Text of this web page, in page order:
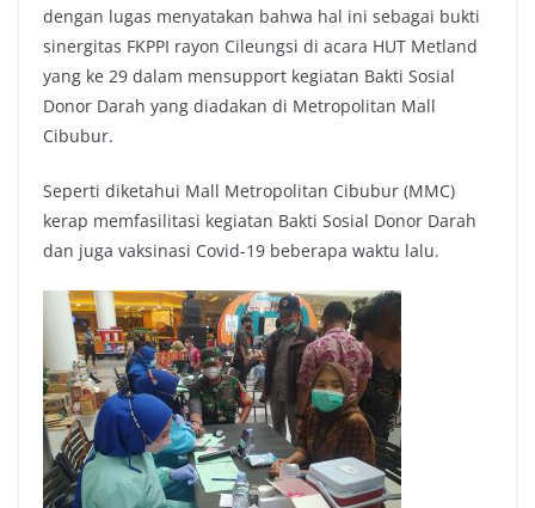
dengan lugas menyatakan bahwa hal ini sebagai bukti
sinergitas FKPPI rayon Cileungsi di acara HUT Metland
yang ke 29 dalam mensupport kegiatan Bakti Sosial
Donor Darah yang diadakan di Metropolitan Mall
Cibubur.
Seperti diketahui Mall Metropolitan Cibubur (MMC)
kerap memfasilitasi kegiatan Bakti Sosial Donor Darah
dan juga vaksinasi Covid-19 beberapa waktu lalu.